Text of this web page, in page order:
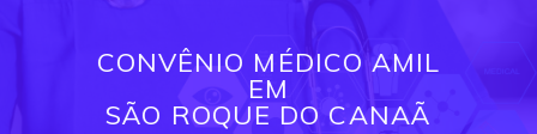
CONVÊNIO MÉDICO AMIL
EM
SÃO ROQUE DO CANAÃ